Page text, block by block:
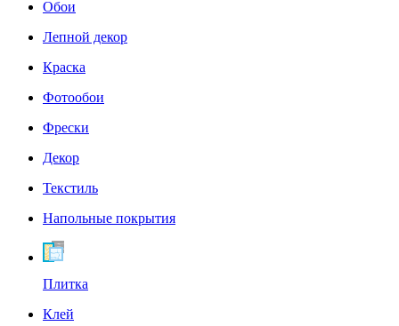
Обои
Лепной декор
Краска
Фотообои
Фрески
Декор
Текстиль
Напольные покрытия
Плитка
Клей